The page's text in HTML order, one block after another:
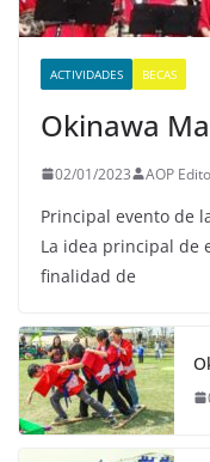
ACTIVIDADES BECAS
Okinawa
02/01/2023 AOP
Principal evento de
La idea principal de
finalidad de